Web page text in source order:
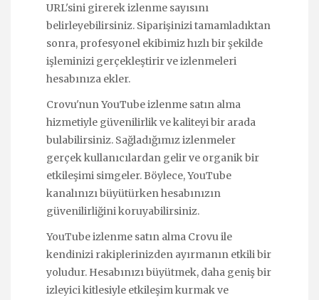
URL'sini girerek izlenme sayısını
belirleyebilirsiniz. Siparişinizi tamamladıktan
sonra, profesyonel ekibimiz hızlı bir şekilde
işleminizi gerçekleştirir ve izlenmeleri
hesabınıza ekler.
Crovu'nun YouTube izlenme satın alma
hizmetiyle güvenilirlik ve kaliteyi bir arada
bulabilirsiniz. Sağladığımız izlenmeler
gerçek kullanıcılardan gelir ve organik bir
etkileşimi simgeler. Böylece, YouTube
kanalınızı büyütürken hesabınızın
güvenilirliğini koruyabilirsiniz.
YouTube izlenme satın alma Crovu ile
kendinizi rakiplerinizden ayırmanın etkili bir
yoludur. Hesabınızı büyütmek, daha geniş bir
izleyici kitlesiyle etkileşim kurmak ve